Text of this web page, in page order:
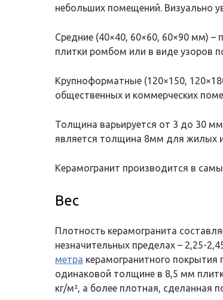
небольших помещений. Визуально
Средние (40×40, 60×60, 60×90 мм) –
плитки ромбом или в виде узоров
Крупноформатные (120×150,
общественных и коммерческих
Толщина варьируется от 3 до 30
является толщина 8мм для жилых
Керамогранит производится в
Вес
Плотность керамогранита
незначительных пределах – 2,25-
метра керамогранитного
одинаковой толщине в 8,5 мм
кг/м², а более плотная, сделанная